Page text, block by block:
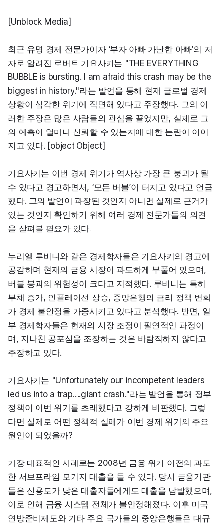
[Unblock Media]
최근 유명 경제 전문가이자 ‘부자 아빠 가난한 아빠’의 저
자로 알려진 로버트 기요사키는 "THE EVERYTHING
BUBBLE is bursting. I am afraid this crash may be the
biggest in history."라는 발언을 통해 현재 글로벌 경제
상황이 심각한 위기에 직면해 있다고 주장했다. 그의 이
러한 주장은 많은 사람들의 관심을 끌었지만, 실제로 그
의 예측이 얼마나 신뢰할 수 있는지에 대한 논란이 이어
지고 있다. [object Object]
기요사키는 이번 경제 위기가 역사상 가장 큰 붕괴가 될
수 있다고 경고하면서, ‘모든 버블’이 터지고 있다고 언급
했다. 그의 발언이 과장된 것인지 아니면 실제로 근거가
있는 것인지 확인하기 위해 여러 경제 전문가들의 의견
을 살펴볼 필요가 있다.
누리엘 루비니와 같은 경제학자들은 기요사키의 경고에
공감하며 현재의 금융 시장이 과도하게 부풀어 있으며,
버블 붕괴의 위험성이 크다고 지적했다. 루비니는 특히
부채 증가, 인플레이션 상승, 중앙은행의 금리 정책 변화
가 경제 불안정을 가중시키고 있다고 분석했다. 반면, 일
부 경제학자들은 현재의 시장 조정이 필연적인 과정이
며, 지나친 공포심을 조장하는 것은 바람직하지 않다고
주장하고 있다.
기요사키는 "Unfortunately our incompetent leaders
led us into a trap….giant crash."라는 발언을 통해 정부
정책이 이번 위기를 초래했다고 강하게 비판했다. 그렇
다면 실제로 어떤 정책적 실패가 이번 경제 위기의 주요
원인이 되었을까?
가장 대표적인 사례로는 2008년 금융 위기 이전의 과도
한 서브프라임 모기지 대출을 들 수 있다. 당시 금융기관
들은 신용도가 낮은 대출자들에게도 대출을 남발했으며,
이로 인해 금융 시스템 전체가 불안정해졌다. 이후 미국
연방준비제도와 기타 주요 국가들의 중앙은행들은 대규